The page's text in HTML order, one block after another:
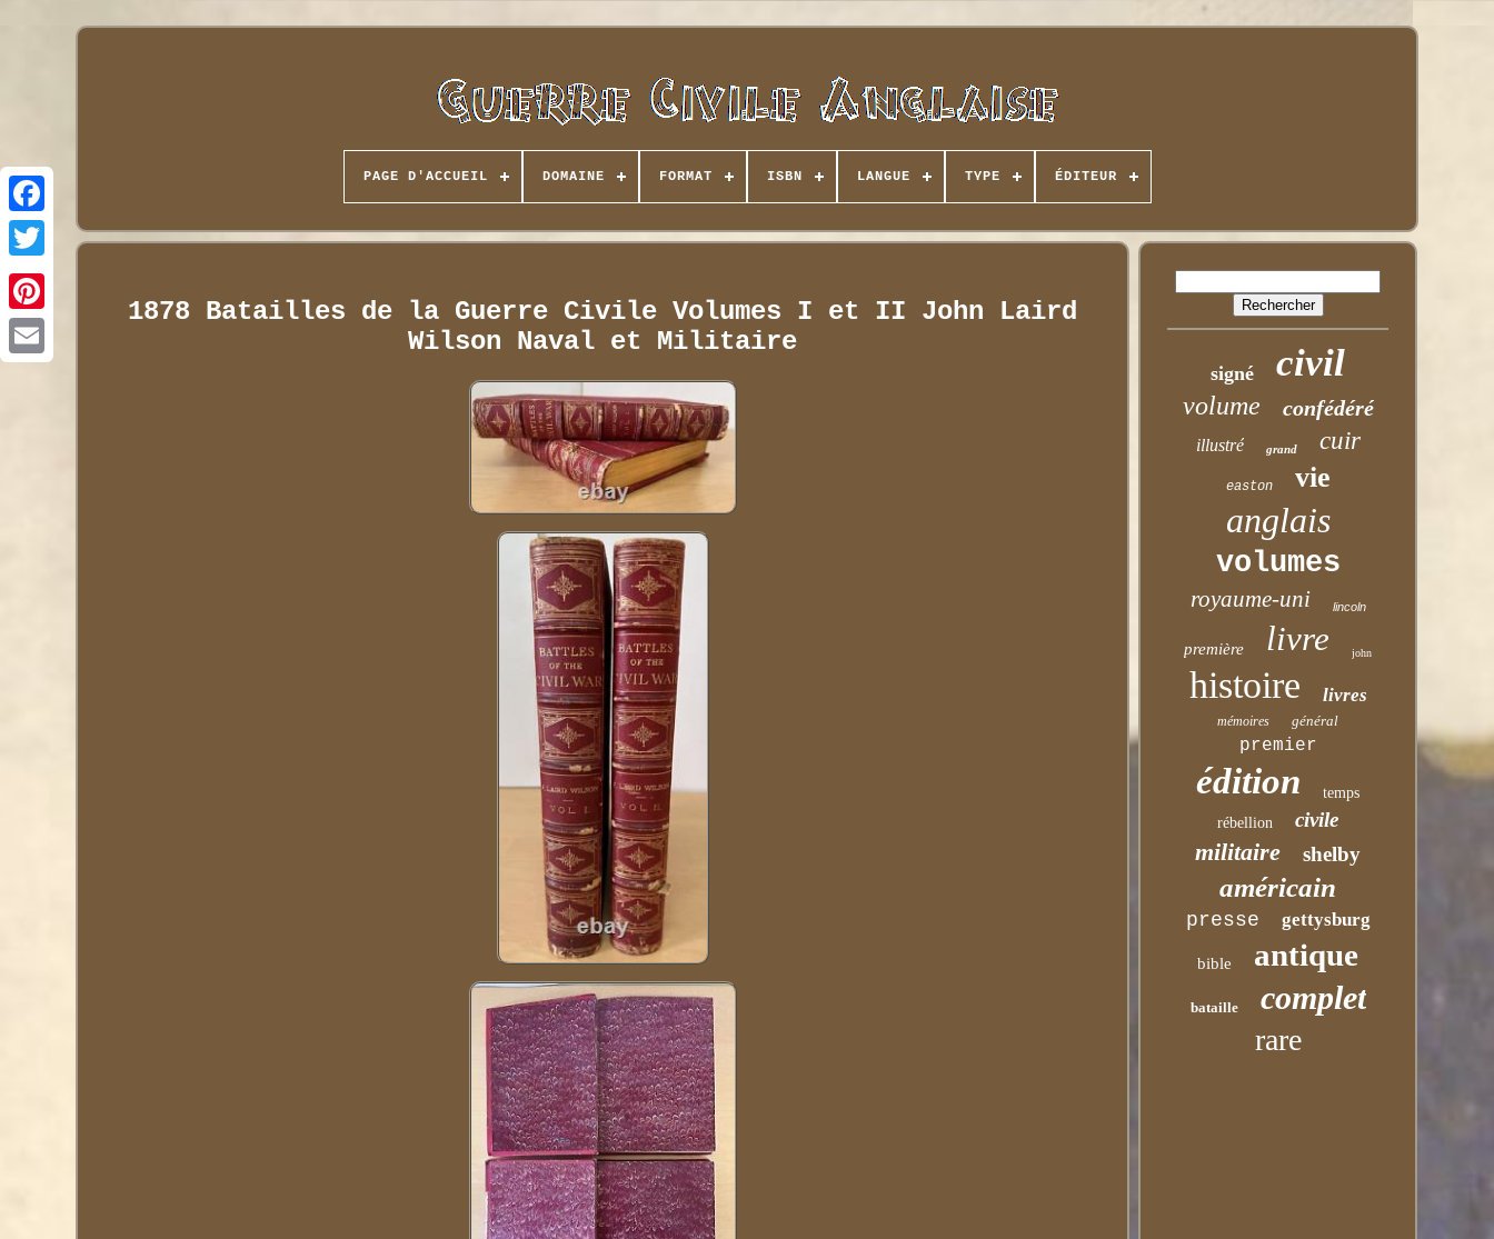
PAGE D'ACCUEIL DOMAINE FORMAT ISBN LANGUE TYPE ÉDITEUR
1878 Batailles de la Guerre Civile Volumes I et II John Laird
Wilson Naval et Militaire
signé civil
volume confédéré
illustré grand cuir
easton vie
anglais
volumes
royaume-uni lincoln
première livre john
histoire livres
mémoires général
premier
édition
temps
rébellion
civile
militaire shelby
américain
presse gettysburg
bible antique
bataille complet
rare